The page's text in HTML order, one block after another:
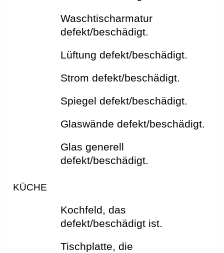
Waschtischarmatur
defekt/beschädigt.
Lüftung defekt/beschädigt.
Strom defekt/beschädigt.
Spiegel defekt/beschädigt.
Glaswände defekt/beschädigt.
Glas generell
defekt/beschädigt.
KÜCHE
Kochfeld, das
defekt/beschädigt ist.
Tischplatte, die